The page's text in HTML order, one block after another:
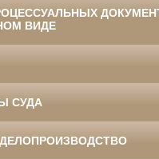
ВИДЕ
СУДА